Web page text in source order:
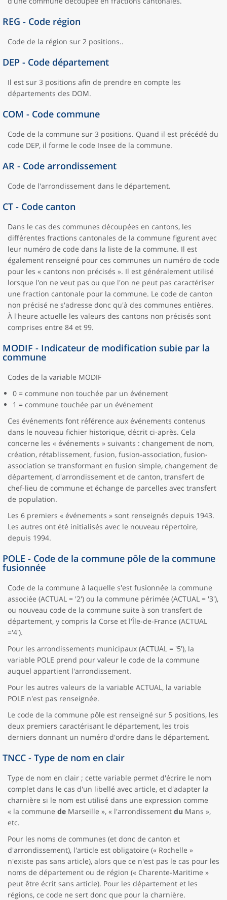
REG - Code région
Code de la région sur 2 positions..
DEP - Code département
Il est sur 3 positions afin de prendre en compte les
départements des DOM.
COM - Code commune
Code de la commune sur 3 positions. Quand il est précédé du
code DEP, il forme le code Insee de la commune.
AR - Code arrondissement
Code de l'arrondissement dans le département.
CT - Code canton
Dans le cas des communes découpées en cantons, les
différentes fractions cantonales de la commune figurent avec
leur numéro de code dans la liste de la commune. Il est
également renseigné pour ces communes un numéro de code
pour les « cantons non précisés ». Il est généralement utilisé
lorsque l'on ne veut pas ou que l'on ne peut pas caractériser
une fraction cantonale pour la commune. Le code de canton
non précisé ne s'adresse donc qu'à des communes entières.
À l'heure actuelle les valeurs des cantons non précisés sont
comprises entre 84 et 99.
MODIF - Indicateur de modification subie par la
commune
Codes de la variable MODIF
0 = commune non touchée par un événement
1 = commune touchée par un événement
Ces événements font référence aux événements contenus
dans le nouveau fichier historique, décrit ci-après. Cela
concerne les « événements » suivants : changement de nom,
création, rétablissement, fusion, fusion-association, fusion-
association se transformant en fusion simple, changement de
département, d'arrondissement et de canton, transfert de
chef-lieu de commune et échange de parcelles avec transfert
de population.
Les 6 premiers « événements » sont renseignés depuis 1943.
Les autres ont été initialisés avec le nouveau répertoire,
depuis 1994.
POLE - Code de la commune pôle de la commune
fusionnée
Code de la commune à laquelle s'est fusionnée la commune
associée (ACTUAL = '2') ou la commune périmée (ACTUAL = '3'),
ou nouveau code de la commune suite à son transfert de
département, y compris la Corse et l'Île-de-France (ACTUAL
='4').
Pour les arrondissements municipaux (ACTUAL = '5'), la
variable POLE prend pour valeur le code de la commune
auquel appartient l'arrondissement.
Pour les autres valeurs de la variable ACTUAL, la variable
POLE n'est pas renseignée.
Le code de la commune pôle est renseigné sur 5 positions, les
deux premiers caractérisant le département, les trois
derniers donnant un numéro d'ordre dans le département.
TNCC - Type de nom en clair
Type de nom en clair ; cette variable permet d'écrire le nom
complet dans le cas d'un libellé avec article, et d'adapter la
charnière si le nom est utilisé dans une expression comme
« la commune de Marseille », « l'arrondissement du Mans »,
etc.
Pour les noms de communes (et donc de canton et
d'arrondissement), l'article est obligatoire (« Rochelle »
n'existe pas sans article), alors que ce n'est pas le cas pour les
noms de département ou de région (« Charente-Maritime »
peut être écrit sans article). Pour les département et les
régions, ce code ne sert donc que pour la charnière.